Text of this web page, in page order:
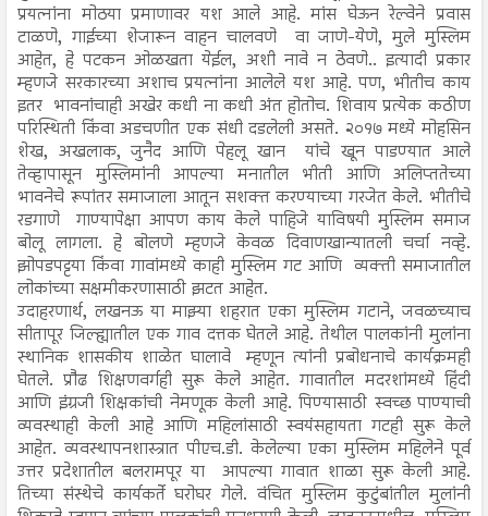
प्रयत्नांना मोठया प्रमाणावर यश आले आहे. मांस घेऊन रेल्वेने प्रवास
टाळणे, गाईच्या शेजारून वाहन चालवणे वा जाणे-येणे, मुले मुस्लिम
आहेत, हे पटकन ओळखता येईल, अशी नावे न ठेवणे.. इत्यादी प्रकार
म्हणजे सरकारच्या अशाच प्रयत्नांना आलेले यश आहे. पण, भीतीच काय
इतर भावनांचाही अखेर कधी ना कधी अंत होतोच. शिवाय प्रत्येक कठीण
परिस्थिती किंवा अडचणीत एक संधी दडलेली असते. २०१७ मध्ये मोहसिन
शेख, अखलाक, जुनैद आणि पेहलू खान यांचे खून पाडण्यात आले
तेव्हापासून मुस्लिमांनी आपल्या मनातील भीती आणि अलिप्ततेच्या
भावनेचे रूपांतर समाजाला आतून सशक्त करण्याच्या गरजेत केले. भीतीचे
रडगाणे गाण्यापेक्षा आपण काय केले पाहिजे याविषयी मुस्लिम समाज
बोलू लागला. हे बोलणे म्हणजे केवळ दिवाणखान्यातली चर्चा नव्हे.
झोपडपट्टया किंवा गावांमध्ये काही मुस्लिम गट आणि व्यक्ती समाजातील
लोकांच्या सक्षमीकरणासाठी झटत आहेत.
उदाहरणार्थ, लखनऊ या माझ्या शहरात एका मुस्लिम गटाने, जवळच्याच
सीतापूर जिल्ह्यातील एक गाव दत्तक घेतले आहे. तेथील पालकांनी मुलांना
स्थानिक शासकीय शाळेत घालावे म्हणून त्यांनी प्रबोधनाचे कार्यक्रमही
घेतले. प्रौढ शिक्षणवर्गही सुरू केले आहेत. गावातील मदरशांमध्ये हिंदी
आणि इंग्रजी शिक्षकांची नेमणूक केली आहे. पिण्यासाठी स्वच्छ पाण्याची
व्यवस्थाही केली आहे आणि महिलांसाठी स्वयंसहायता गटही सुरू केले
आहेत. व्यवस्थापनशास्त्रात पीएच.डी. केलेल्या एका मुस्लिम महिलेने पूर्व
उत्तर प्रदेशातील बलरामपूर या आपल्या गावात शाळा सुरू केली आहे.
तिच्या संस्थेचे कार्यकर्ते घरोघर गेले. वंचित मुस्लिम कुटुंबांतील मुलांनी